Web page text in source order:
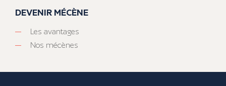
DEVENIR MÉCÈNE
Les avantages
Nos mécènes